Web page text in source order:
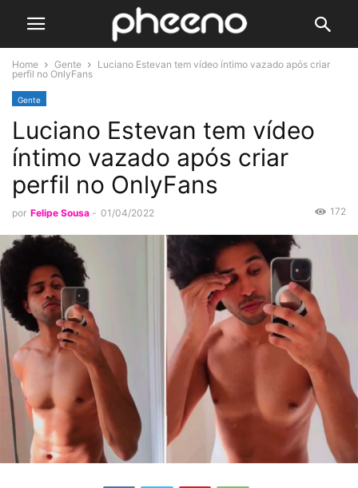
Home Gente
Luciano Estevan tem vídeo íntimo vazado após criar
perfil no OnlyFans
Gente
Luciano Estevan tem vídeo
íntimo vazado após criar
perfil no OnlyFans
por Felipe Sousa - 01/04/2022 172